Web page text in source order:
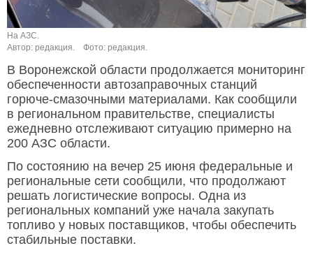
На АЗС.
Автор: редакция.
Фото: редакция.
В Воронежской области продолжается мониторинг
обеспеченности автозаправочных станций
горюче-смазочными материалами. Как сообщили
в региональном правительстве, специалисты
ежедневно отслеживают ситуацию примерно на
200 АЗС области.
По состоянию на вечер 25 июня федеральные и
региональные сети сообщили, что продолжают
решать логистические вопросы. Одна из
региональных компаний уже начала закупать
топливо у новых поставщиков, чтобы обеспечить
стабильные поставки.